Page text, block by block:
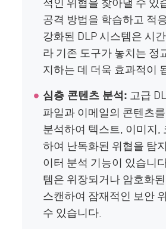
공격 방법을 학습하고 적
강화된 DLP 시스템은 시
라 기존 도구가 놓치는 정
지하는 데 더욱 효과적이
심층 콘텐츠 분석: 고급
파일과 이메일의 콘텐츠
분석하여 텍스트, 이미지,
하여 난독화된 위협을 탐
이터 분석 기능이 있습니
템은 위장되거나 암호화
스캔하여 잠재적인 보안
수 있습니다.